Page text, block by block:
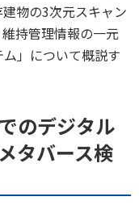
物の3次元スキャン
持管理情報の一元
」について概説す
のデジタル
タバース検